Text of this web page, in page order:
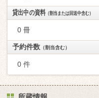
貸出中の資料（割当または回送中含む）
0 冊
予約件数 （割当含む）
0 件